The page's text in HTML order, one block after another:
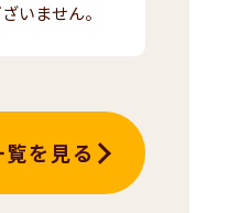
いません。
を見る